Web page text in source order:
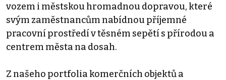
vozem i městskou hromadnou dopravou, které
svým zaměstnancům nabídnou příjemné
pracovní prostředí v těsném sepětí s přírodou a
centrem města na dosah.
Z našeho portfolia komerčních objektů a